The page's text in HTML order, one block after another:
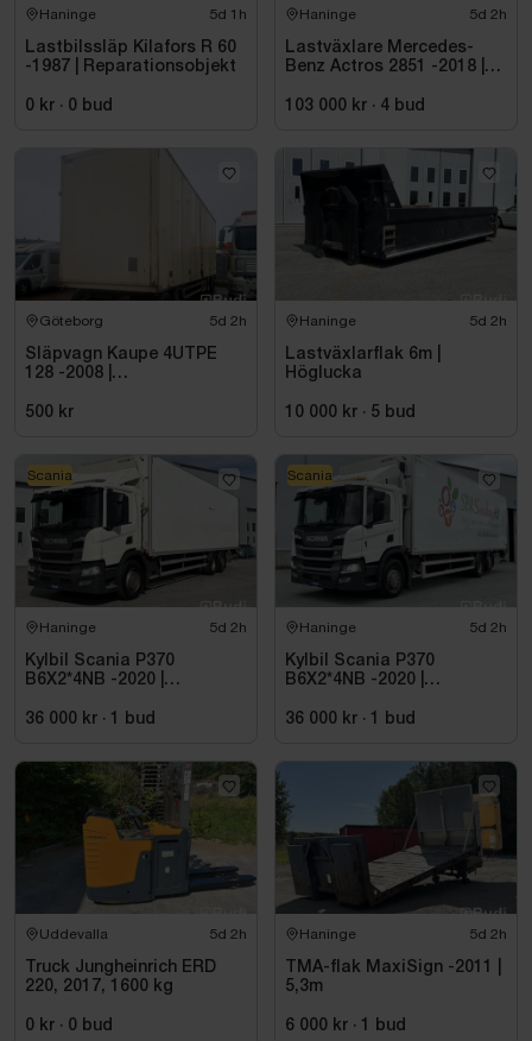
Haninge 5d 1h
Lastbilssläp Kilafors R 60
-1987 | Reparationsobjekt
0 kr · 0 bud
Haninge 5d 2h
Lastväxlare Mercedes-
Benz Actros 2851 -2018 |
103 000 kr · 4 bud
Göteborg 5d 2h
Släpvagn Kaupe 4UTPE
128 -2008 |
500 kr
Haninge 5d 2h
Lastväxlarflak 6m |
Höglucka
10 000 kr · 5 bud
Haninge 5d 2h
Kylbil Scania P370
B6X2*4NB -2020 |
36 000 kr · 1 bud
Scania
Haninge 5d 2h
Kylbil Scania P370
B6X2*4NB -2020 |
36 000 kr · 1 bud
Scania
Uddevalla 5d 2h
Truck Jungheinrich ERD
220, 2017, 1600 kg
0 kr · 0 bud
Haninge 5d 2h
TMA-flak MaxiSign -2011 |
5,3m
6 000 kr · 1 bud